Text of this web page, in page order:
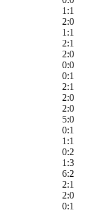
1:1
2:0
1:1
2:1
2:0
0:0
0:1
2:1
2:0
2:0
5:0
0:1
1:1
0:2
1:3
6:2
2:1
2:0
0:1